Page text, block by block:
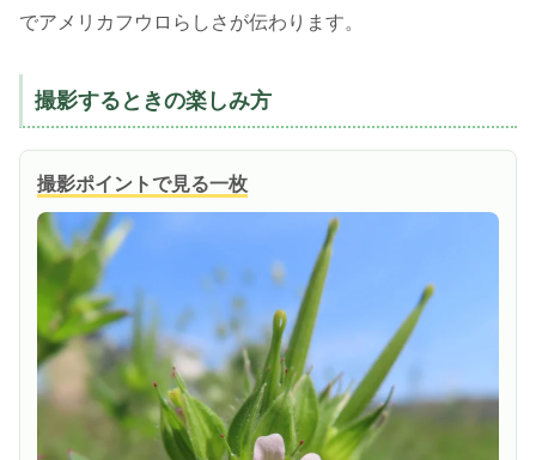
でアメリカフウロらしさが伝わります。
撮影するときの楽しみ方
撮影ポイントで見る一枚